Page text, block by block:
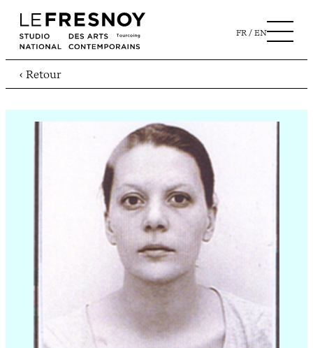
FR EN
‹ Retour